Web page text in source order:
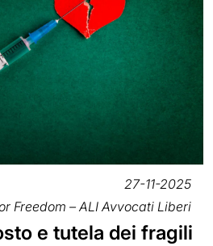
27-11-2025
Freedom – ALI Avvocati Liberi
e tutela dei fragili